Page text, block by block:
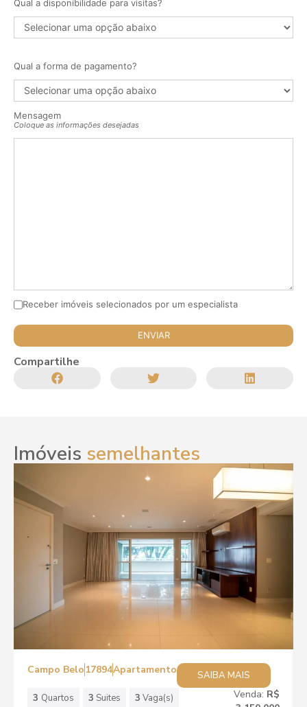
Qual a disponibilidade para visitas?
Qual a forma de pagamento?
Mensagem
Coloque as informações desejadas
Receber imóveis selecionados por um especialista
Compartilhe
Imóveis semelhantes
Campo Belo 17894Apartamento
SAIBA MAIS
3 Quartos 3 Suites 3 Vaga(s)
Venda: R$